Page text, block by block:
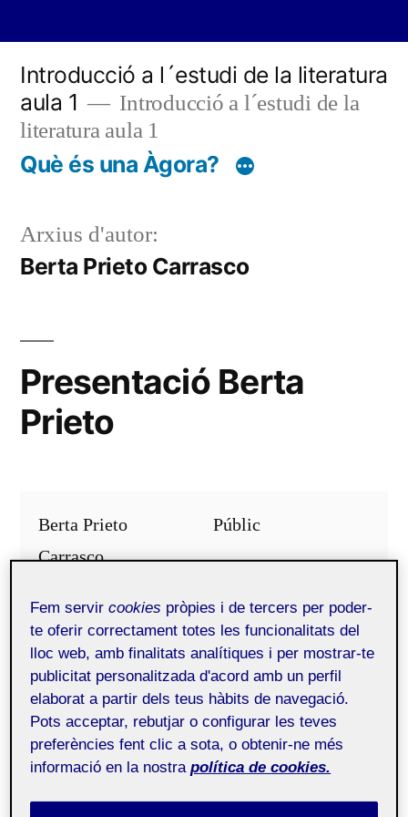
contingut
Introducció a l´estudi de la literatura
aula 1
Introducció a l´estudi de la
literatura aula 1
Què és una Àgora?
Arxius d'autor:
Berta Prieto Carrasco
Presentació Berta
Prieto
Berta Prieto
Carrasco
Públic
Bones,
Em dic Berta Prieto, tinc22anys i visc a
Barcelona. Sempre em costa molt fer
presentacions perquè mai sé que dir sobre mi
i m’acabo sentint una mica ridícula, com si
Fem servircookies pròpies i de tercers per poder-
te oferir correctament totes les funcionalitats del
lloc web, amb finalitats analítiques i per mostrar-te
publicitat personalitzada d'acord amb un perfil
elaborat a partir dels teus hàbits de navegació.
Pots acceptar, rebutjar o configurar les teves
preferències fent clic a sota, o obtenir-ne més
informació en la nostra política de cookies.